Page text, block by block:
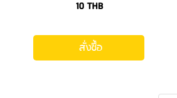
10THB
สั่งซื้อ